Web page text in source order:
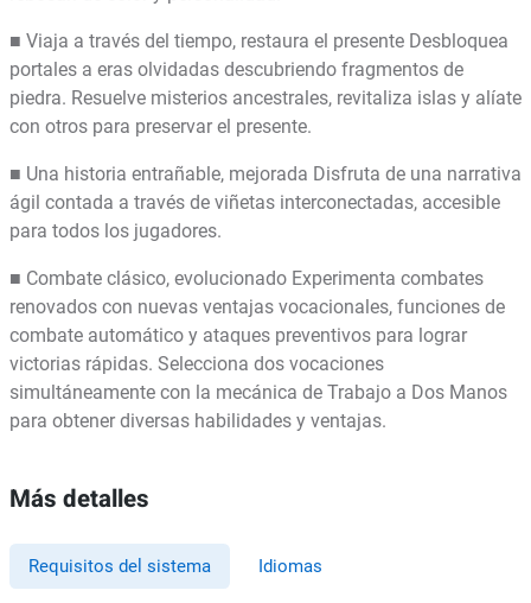
■ Viaja a través del tiempo, restaura el presente Desbloquea
portales a eras olvidadas descubriendo fragmentos de
piedra. Resuelve misterios ancestrales, revitaliza islas y alíate
con otros para preservar el presente.
■ Una historia entrañable, mejorada Disfruta de una narrativa
ágil contada a través de viñetas interconectadas, accesible
para todos los jugadores.
■ Combate clásico, evolucionado Experimenta combates
renovados con nuevas ventajas vocacionales, funciones de
combate automático y ataques preventivos para lograr
victorias rápidas. Selecciona dos vocaciones
simultáneamente con la mecánica de Trabajo a Dos Manos
para obtener diversas habilidades y ventajas.
Más detalles
Requisitos del sistema Idiomas